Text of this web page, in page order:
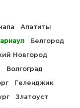
Апатиты
Белгород
Новгород
Волгоград
Геленджик
Златоуст